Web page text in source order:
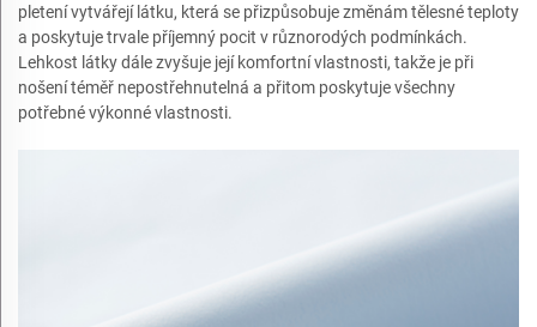
pletení vytvářejí látku, která se přizpůsobuje změnám tělesné teploty
a poskytuje trvale příjemný pocit v různorodých podmínkách.
Lehkost látky dále zvyšuje její komfortní vlastnosti, takže je při
nošení téměř nepostřehnutelná a přitom poskytuje všechny
potřebné výkonné vlastnosti.